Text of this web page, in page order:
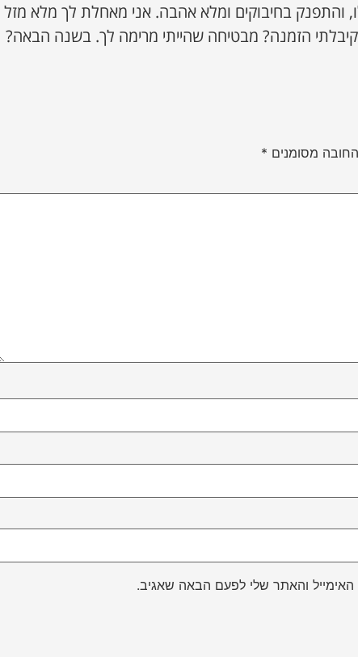
והתפנק בחיבוקים ומלא אהבה. אני מאחלת לך מלא מזל
הזמנה? מבטיחה שהייתי מרימה לך. בשנה הבאה?
מסומנים *
והאתר שלי לפעם הבאה שאגיב.